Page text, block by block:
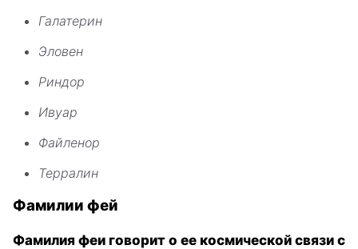
Галатерин
Эловен
Риндор
Ивуар
Файленор
Терралин
Фамилии фей
Фамилия феи говорит о ее космической связи с